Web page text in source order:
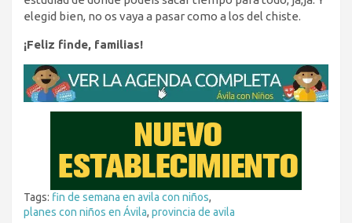
elegid bien, no os vaya a pasar como a los del chiste.
¡Feliz finde, familias!
Tags: fin de semana en avila con niños,
planes con niños en Ávila, provincia de avila